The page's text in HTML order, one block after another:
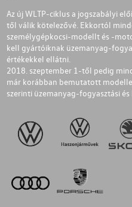
Az új WLTP-ciklus a jogszabályi
től válik kötelezővé. Ekkortól
személygépkocsi-modellt és -
kell gyártóiknak üzemanyag-
értékekkel ellátni.
2018. szeptember 1-től pedig
már korábban bemutatott
szerinti üzemanyag-fogyasztási